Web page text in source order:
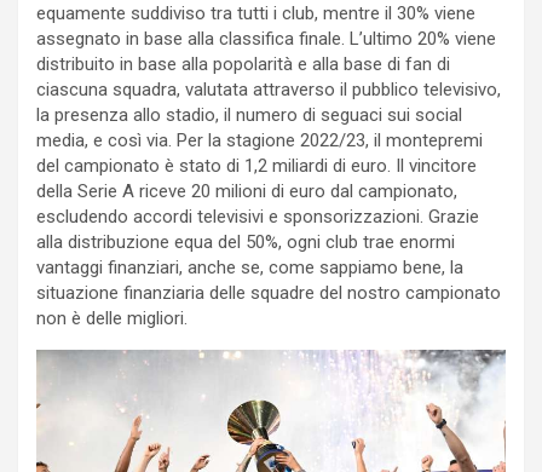
equamente suddiviso tra tutti i club, mentre il 30% viene
assegnato in base alla classifica finale. L’ultimo 20% viene
distribuito in base alla popolarità e alla base di fan di
ciascuna squadra, valutata attraverso il pubblico televisivo,
la presenza allo stadio, il numero di seguaci sui social
media, e così via. Per la stagione 2022/23, il montepremi
del campionato è stato di 1,2 miliardi di euro. Il vincitore
della Serie A riceve 20 milioni di euro dal campionato,
escludendo accordi televisivi e sponsorizzazioni. Grazie
alla distribuzione equa del 50%, ogni club trae enormi
vantaggi finanziari, anche se, come sappiamo bene, la
situazione finanziaria delle squadre del nostro campionato
non è delle migliori.